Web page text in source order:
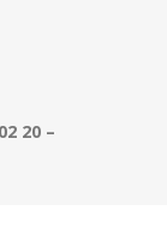
20 –